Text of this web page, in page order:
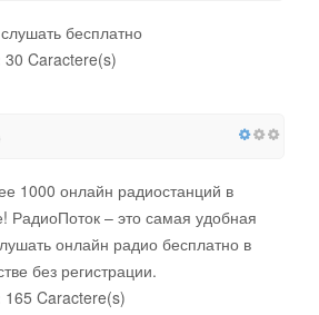
бесплатно
30 Caractere(s)
1000 онлайн радиостанций в
– это самая удобная
онлайн радио бесплатно в
без регистрации.
165 Caractere(s)